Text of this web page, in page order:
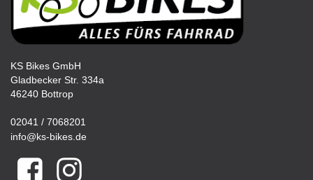
KS Bikes GmbH
Gladbecker Str. 334a
46240 Bottrop
02041 / 7068201
info@ks-bikes.de